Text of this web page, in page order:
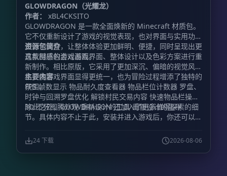
GLOWDRAGON（光耀龙）
作者：
xBL4CKSITO
GLOWDRAGON 是一款全面焕新的 Minecraft 材质包。
它不仅重新设计了游戏的视觉表现，也对界面与实用功能
进行了调整，让整体体验更加鲜明、便捷，同时呈现出更
具氛围感的游戏画面。
资源包简介
这款材质包会对游戏界面、整体设计以及色彩方案进行重
新制作。相比原版，它采用了更加深沉、偏暗的视觉风
格，使游戏界面显得更统一，也为冒险过程增添了独特的
氛围。
主要内容
FPS 帧数显示 物品耐久度查看器 物品栏位计数器 罗盘、
时钟与回溯罗盘优化 解锁村民交易内容 快速物品栏操作
3D 不死图腾外观 重新设计的工具 重新设计的盔甲
除此之外，GLOWDRAGON 还加入了更多值得探索的细
节。具体内容不止于此，安装并进入游戏后，你还可以亲
24 下载 2026-08-06